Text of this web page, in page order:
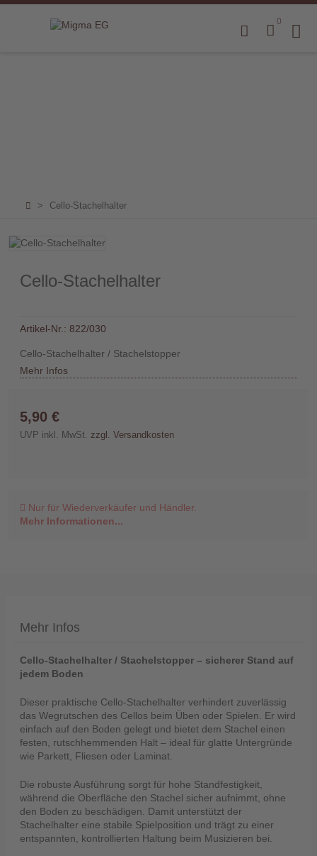
0
Über
Kontakt
Suche
Telefon
+49
2341
> Cello-Stachelhalter
Cello-Stachelhalter
Artikel-Nr.: 822/030
Cello-Stachelhalter / Stachelstopper
Mehr Infos
5,90 €
UVP inkl. MwSt. zzgl. Versandkosten
Nur für Wiederverkäufer und Händler.
Mehr Informationen...
Mehr Infos
Cello-Stachelhalter / Stachelstopper – sicherer Stand auf
jedem Boden
Dieser praktische Cello-Stachelhalter verhindert zuverlässig
das Wegrutschen des Cellos beim Üben oder Spielen. Er wird
einfach auf den Boden gelegt und bietet dem Stachel einen
festen, rutschhemmenden Halt – ideal für glatte Untergründe
wie Parkett, Fliesen oder Laminat.
Die robuste Ausführung sorgt für hohe Standfestigkeit,
während die Oberfläche den Stachel sicher aufnimmt, ohne
den Boden zu beschädigen. Damit unterstützt der
Stachelhalter eine stabile Spielposition und trägt zu einer
entspannten, kontrollierten Haltung beim Musizieren bei.